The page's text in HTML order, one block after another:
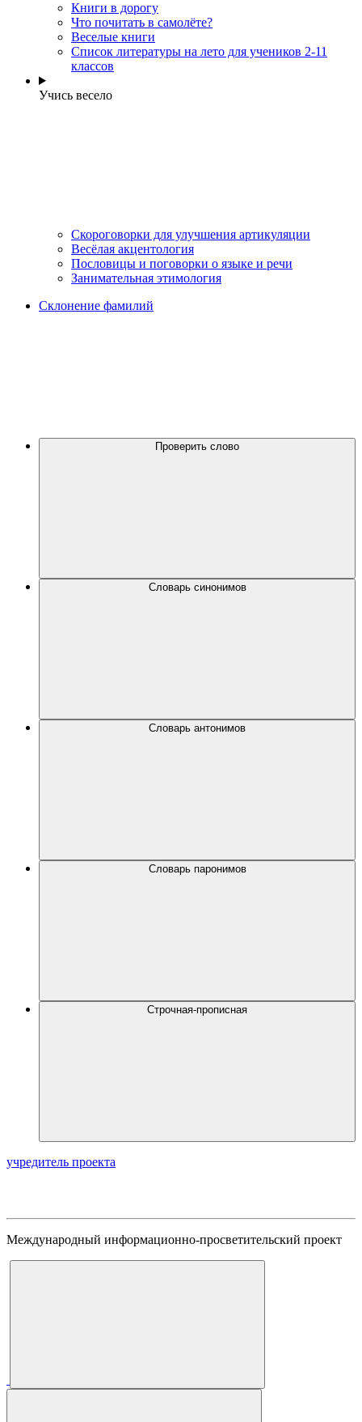
Книги в дорогу
Что почитать в самолёте?
Веселые книги
Cписок литературы на лето для учеников 2-11
классов
Учись весело
Скороговорки для улучшения артикуляции
Весёлая акцентология
Пословицы и поговорки о языке и речи
Занимательная этимология
Склонение фамилий
Проверить слово
Словарь синонимов
Словарь антонимов
Словарь паронимов
Строчная-прописная
учредитель проекта
Международный информационно-просветительский проект